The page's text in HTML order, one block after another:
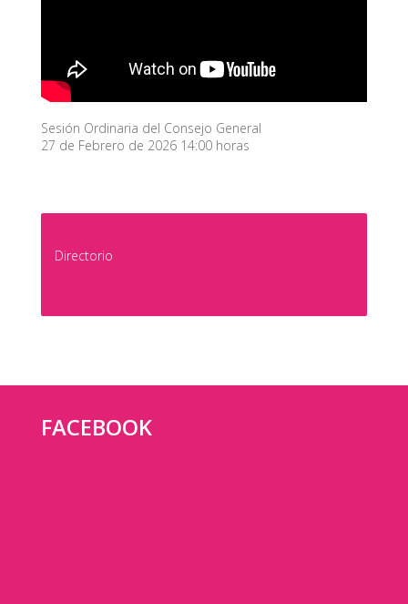
Sesión Ordinaria del Consejo General
27 de Febrero de 2026 14:00 horas
Directorio
FACEBOOK